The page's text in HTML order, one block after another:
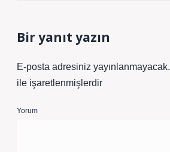
Bir yanıt yazın
E-posta adresiniz yayınlanmayacak.
ile işaretlenmişlerdir
Yorum